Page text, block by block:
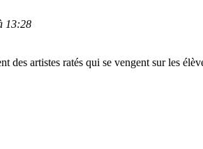
13:28
des artistes ratés qui se vengent sur les